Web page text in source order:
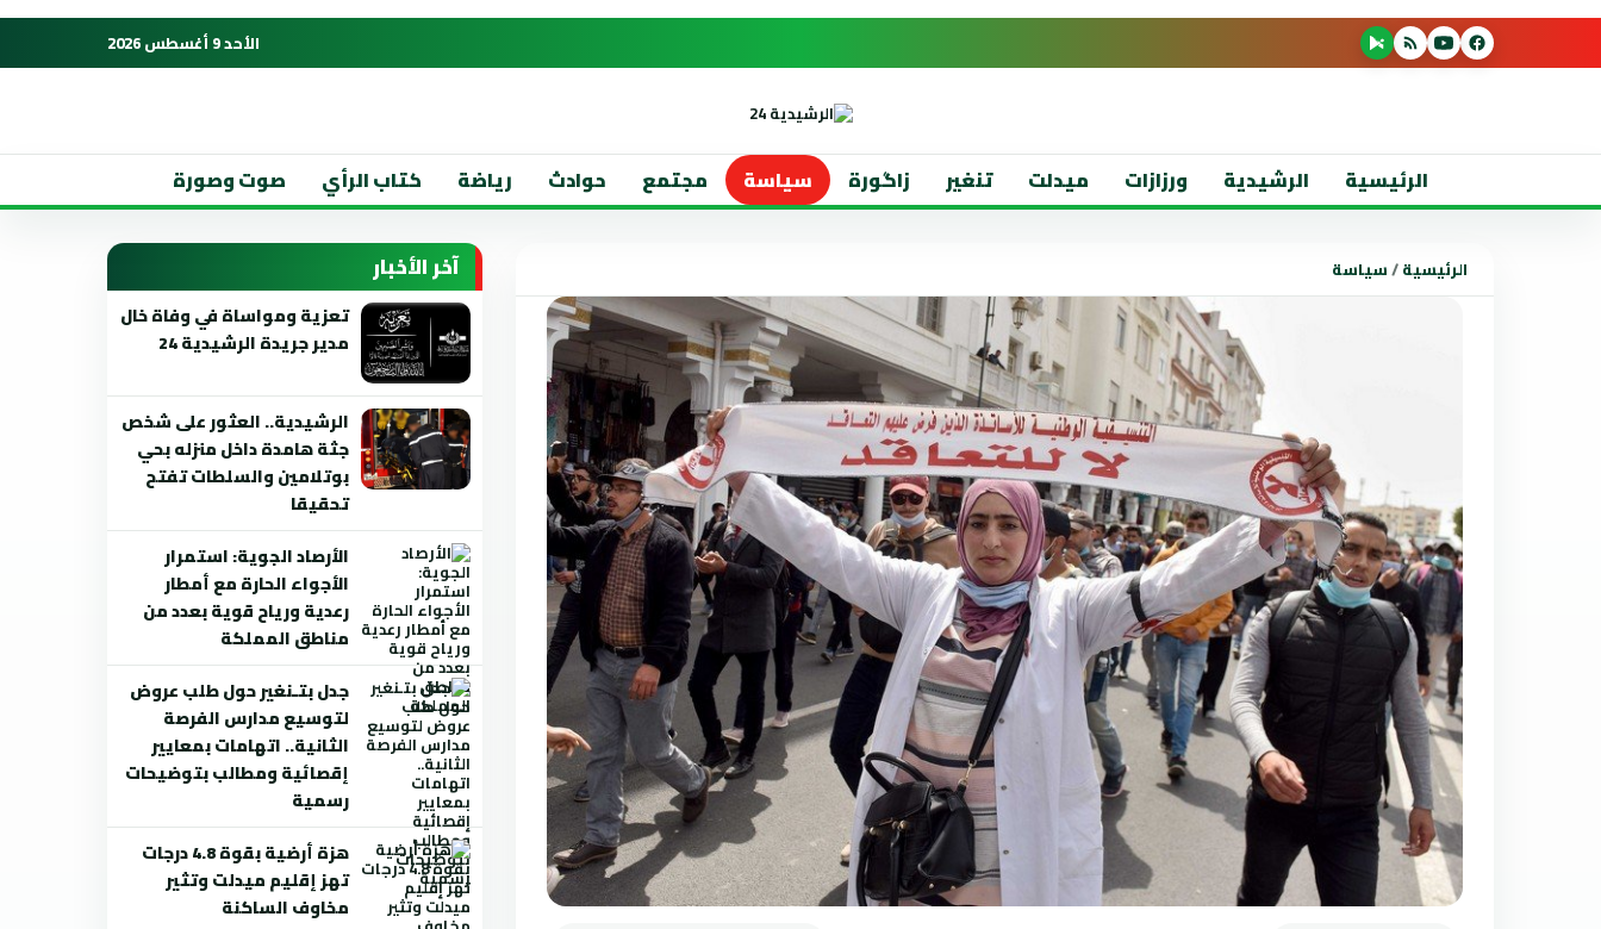
الأحد 9 أغسطس 2026
الرئيسية الرشيدية ورزازات ميدلت تنغير زاگورة سياسة مجتمع حوادث رياضة كتاب الرأي صوت وصورة
الرئيسية/سياسة آخر الأخبار
تعزية ومواساة في وفاة خال
مدير جريدة الرشيدية 24
الرشيدية.. العثور على شخص
جثة هامدة داخل منزله بحي
بوتلامين والسلطات تفتح
تحقيقا
الأرصاد الجوية: استمرار
الأجواء الحارة مع أمطار
رعدية ورياح قوية بعدد من
مناطق المملكة
جدل بتـنغير حول طلب عروض
لتوسيع مدارس الفرصة
الثانية.. اتهامات بمعايير
إقصائية ومطالب بتوضيحات
رسمية
هزة أرضية بقوة 4.8 درجات
تهز إقليم ميدلت وتثير
مخاوف الساكنة